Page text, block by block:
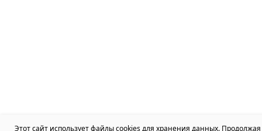
Этот сайт использует файлы cookies для хранения данных.